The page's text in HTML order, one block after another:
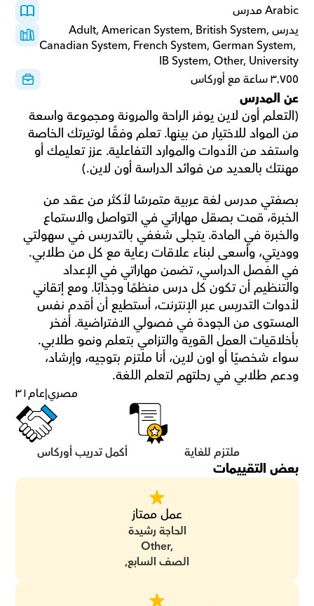
Arabic مدرس
يدرسAdult, American System, British System,
Canadian System, French System, German System,
IB System, Other, University
٣٬٧٥٥ ساعة مع أوركاس
عن المدرس
مهنتك بالعديد من فوائد الدراسة أون لاين.)
ودعم طلابي في رحلتهم لتعلم اللغة.
٣١عام|مصري
ملتزم للغاية أكمل تدريب أوركاس
بعض التقييمات
عمل ممتاز
الحاجة رشيدة
الصف السابع,
Other,